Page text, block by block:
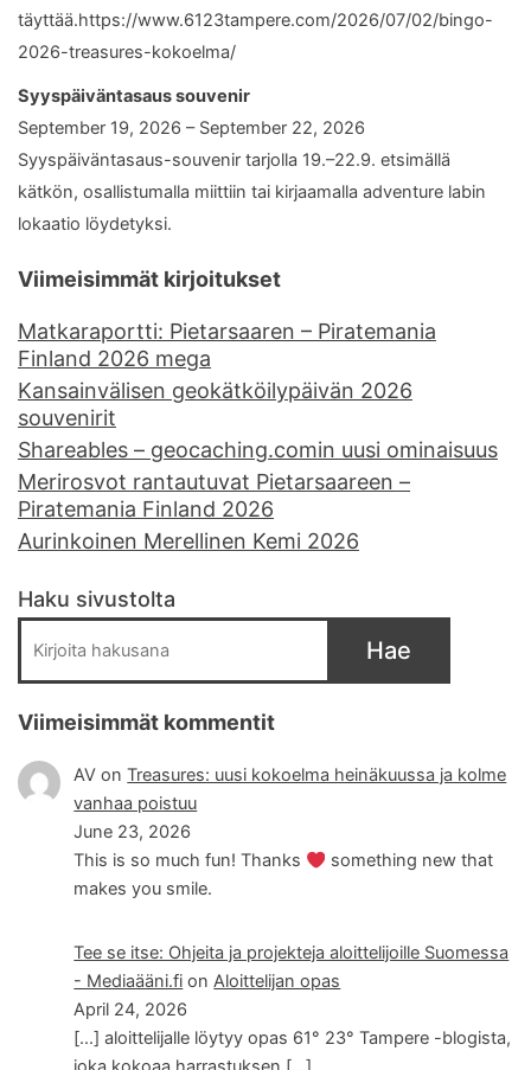
täyttää.https://www.6123tampere.com/2026/07/02/bingo-
2026-treasures-kokoelma/
Syyspäiväntasaus souvenir
September 19, 2026 – September 22, 2026
Syyspäiväntasaus-souvenir tarjolla 19.–22.9. etsimällä
kätkön, osallistumalla miittiin tai kirjaamalla adventure labin
lokaatio löydetyksi.
Viimeisimmät kirjoitukset
Matkaraportti: Pietarsaaren – Piratemania
Finland 2026 mega
Kansainvälisen geokätköilypäivän 2026
souvenirit
Shareables – geocaching.comin uusi ominaisuus
Merirosvot rantautuvat Pietarsaareen –
Piratemania Finland 2026
Aurinkoinen Merellinen Kemi 2026
Haku sivustolta
Hae
Viimeisimmät kommentit
AV onTreasures: uusi kokoelma heinäkuussa ja kolme
vanhaa poistuu
June 23, 2026
This is so much fun! Thanks
something new that
makes you smile.
Tee se itse: Ohjeita ja projekteja aloittelijoille Suomessa
- Mediaääni.fi onAloittelijan opas
April 24, 2026
[…] aloittelijalle löytyy opas 61° 23° Tampere -blogista,